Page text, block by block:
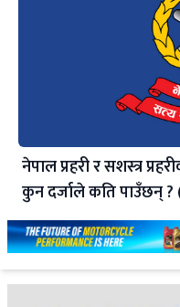
नेपाल प्रहरी र सशस्त्र
कुन दर्जाले कति पाउँछन्